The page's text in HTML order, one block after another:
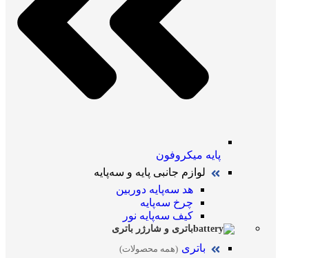
پایه میکروفون
لوازم جانبی پایه و سه‌پایه
هد سه‌پایه دوربین
چرخ سه‌پایه
کیف سه‌پایه نور
باتری و شارژر باتری
باتری (همه محصولات)